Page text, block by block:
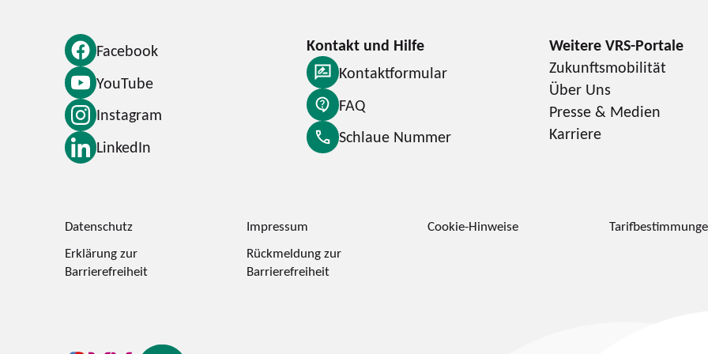
Facebook
YouTube
Instagram
LinkedIn
Kontaktformular
FAQ
Schlaue Nummer
Zukunftsmobilität
Über Uns
Presse & Medien
Karriere
Datenschutz Impressum Cookie-Hinweise
Erklärung zur
Barrierefreiheit
Rückmeldung zur
Barrierefreiheit